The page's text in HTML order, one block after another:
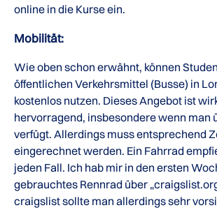
online in die Kurse ein.
Mobilität:
Wie oben schon erwähnt, können
öffentlichen Verkehrsmittel (Busse) in
kostenlos nutzen. Dieses Angebot ist
hervorragend, insbesondere wenn man
verfügt. Allerdings muss entsprechend
eingerechnet werden. Ein Fahrrad
jeden Fall. Ich hab mir in den ersten
gebrauchtes Rennrad über
craigslist sollte man allerdings sehr